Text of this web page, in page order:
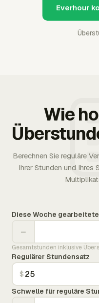
Everhour
Wie
Berechnen Sie reguläre
Ihrer Stunden und Ihres
Diese Woche
−
Gesamtstunden inklusive
Regulärer Stundensatz
$
Schwelle für reguläre